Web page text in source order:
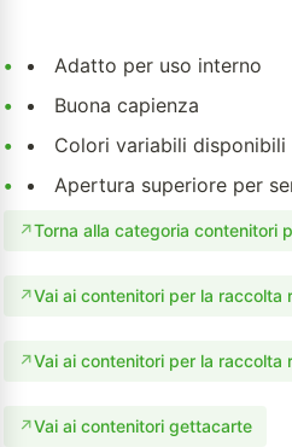
•
Adatto per uso interno
•
Buona capienza
•
Colori variabili disponibili
•
Apertura superiore per
↗Torna alla categoria contenitori
↗Vai ai contenitori per la raccolta
↗Vai ai contenitori per la raccolta
↗Vai ai contenitori gettacarte